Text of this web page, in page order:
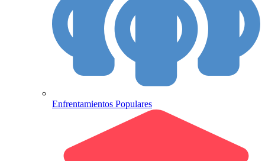
Enfrentamientos Populares